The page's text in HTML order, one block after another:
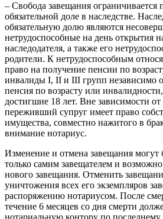
– Свобода завещания ограничивается
обязательной доле в наследстве.
обязательную долю являются
нетрудоспособные на день открытия
наследодателя, а также его
родители. К нетрудоспособным
право на получение пенсии по
инвалиды I, II и III групп независимо
пенсия по возрасту или
достигшие 18 лет. Вне зависимости
переживший супруг имеет право
имущества, совместно нажитого в
внимание нотариус.
Изменение и отмена завещания могут
только самим завещателем и
нового завещания. Отменить
уничтожения всех его экземпляров
распоряжению нотариусом. После
течение 6 месяцев со дня смерти